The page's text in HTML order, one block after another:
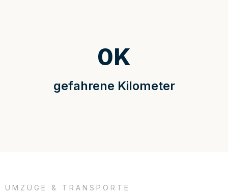
gefahrene Kilometer
0K
UMZÜGE & TRANSPORTE